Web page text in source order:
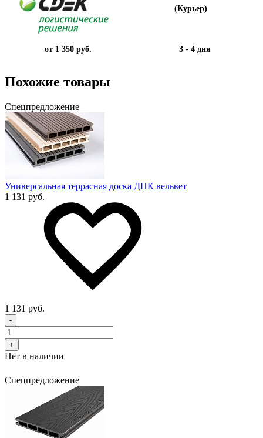
(Курьер)
от 1 350 руб. 3 - 4 дня
Похожие товары
Спецпредложение
Универсальная террасная доска ДПК вельвет
1 131 руб.
1 131 руб.
-
+
Нет в наличии
Спецпредложение